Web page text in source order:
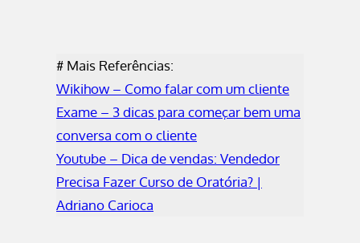
# Mais Referências:
Wikihow – Como falar com um cliente
Exame – 3 dicas para começar bem uma
conversa com o cliente
Youtube – Dica de vendas: Vendedor
Precisa Fazer Curso de Oratória? |
Adriano Carioca